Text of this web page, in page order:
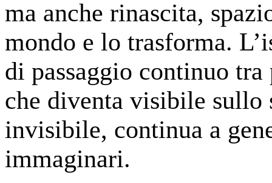
ma anche rinascita,
mondo e lo trasforma.
di passaggio continuo
che diventa visibile sullo
invisibile, continua a
immaginari.